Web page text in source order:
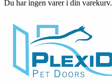
Du har ingen varer i din varekurv.